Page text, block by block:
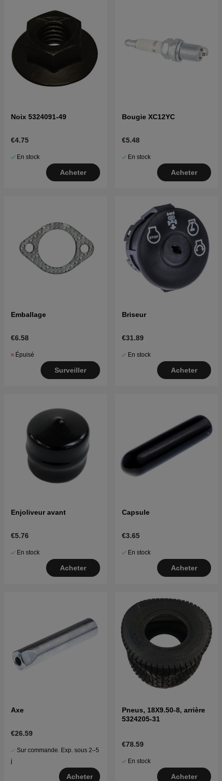
Noix 5324091-49
€4.75
En stock
Acheter
Bougie XC12YC
€5.48
En stock
Acheter
Emballage
€6.58
Épuisé
Surveiller
Briseur
€31.89
En stock
Acheter
Enjoliveur avant
€5.76
En stock
Acheter
Capsule
€3.65
En stock
Acheter
Axe
€26.59
Sur commande. Exp. sous 2–5
j
Acheter
Pneus, 18X9.50-8, arrière
5324205-31
€78.59
En stock
Acheter